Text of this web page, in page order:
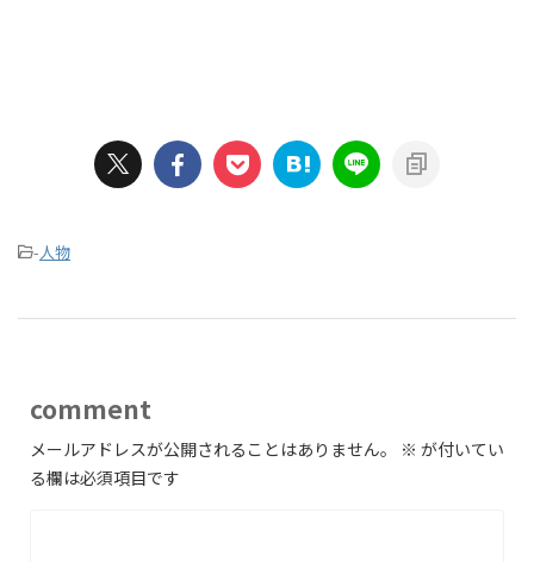
-人物
comment
メールアドレスが公開されることはありません。 ※ が付いてい
る欄は必須項目です